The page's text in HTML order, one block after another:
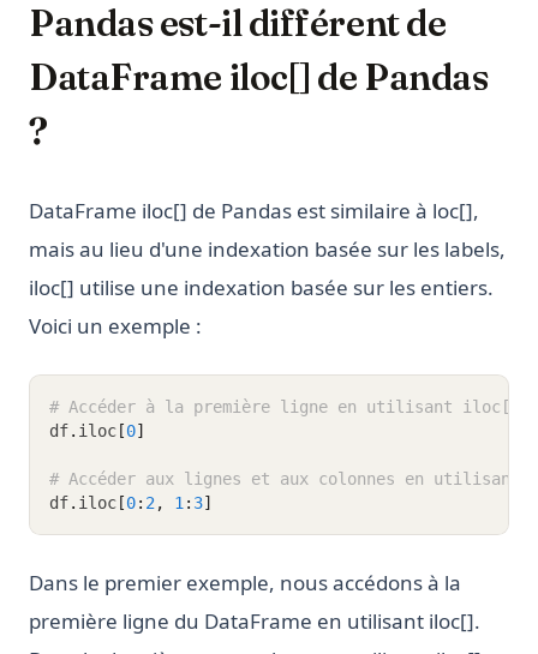
Pandas est-il différent de
DataFrame iloc[] de Pandas
?
DataFrame iloc[] de Pandas est similaire à loc[],
mais au lieu d'une indexation basée sur les labels,
iloc[] utilise une indexation basée sur les entiers.
Voici un exemple :
# Accéder à la première ligne en utilisant iloc[]
df. iloc [0]
# Accéder aux lignes et aux colonnes en
df. iloc [0: 2, 1: 3]
Dans le premier exemple, nous accédons à la
première ligne du DataFrame en utilisant iloc[].